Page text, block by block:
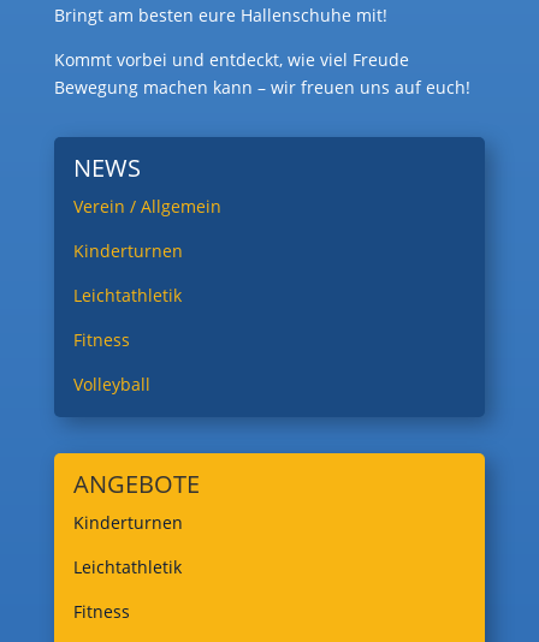
Bringt am besten eure Hallenschuhe mit!
Kommt vorbei und entdeckt, wie viel Freude
Bewegung machen kann – wir freuen uns auf euch!
NEWS
Verein / Allgemein
Kinderturnen
Leichtathletik
Fitness
Volleyball
ANGEBOTE
Kinderturnen
Leichtathletik
Fitness